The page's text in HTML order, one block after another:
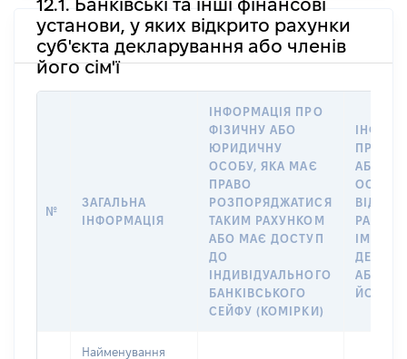
12.1. Банківські та інші фінансові
установи, у яких відкрито рахунки
суб'єкта декларування або членів
його сім'ї
№
ЗАГАЛЬНА
ІНФОРМАЦІЯ
ІНФОРМАЦІЯ ПРО
ФІЗИЧНУ АБО
ЮРИДИЧНУ
ОСОБУ, ЯКА МАЄ
ПРАВО
РОЗПОРЯДЖАТИСЯ
ТАКИМ РАХУНКОМ
АБО МАЄ ДОСТУП
ДО
ІНДИВІДУАЛЬНОГО
БАНКІВСЬКОГО
СЕЙФУ (КОМІРКИ)
ПРО
АБО
ОСОБУ,
ІМ’Я
АБО
ЙОГО
Найменування